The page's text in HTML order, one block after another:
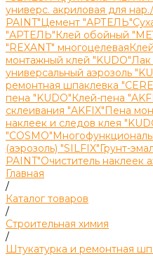
универс. акриловая для
PAINT"Цемент "АРТЕЛЬ"
"АРТЕЛЬ"Клей обойный
"REXANT" многоцелевая
монтажный клей "KUDO"Лак
универсальный аэрозоль
ремонтная шпаклевка
пена "KUDO"Клей-пена
склеивания "AKFIX"Пена
наклеек и следов клея
"COSMO"
(аэрозоль) "SILFIX"Грунт-
PAINT"Очиститель наклеек
Главная
/
Каталог товаров
/
Строительная химия
/
Штукатурка и ремонтная